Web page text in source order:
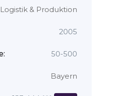
Logistik & Produktion
2005
50-500
Bayern